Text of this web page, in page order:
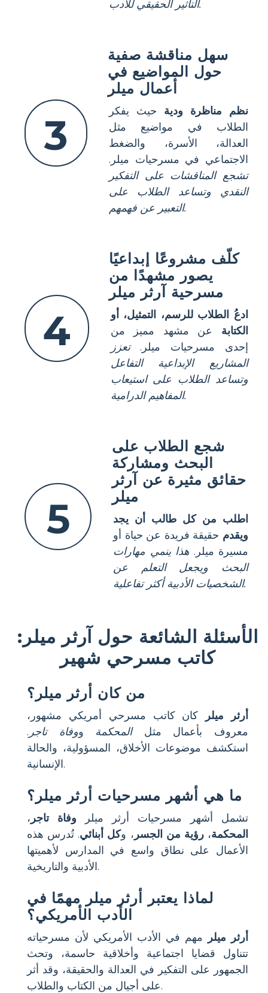
التأثير الحقيقي للأدب.
3
سهل مناقشة صفية
حول المواضيع في
أعمال ميلر
نظم مناظرة ودية حيث يفكر
الطلاب في مواضيع مثل
العدالة، الأسرة، والضغط
الاجتماعي في مسرحيات ميلر.
تشجع المناقشات على التفكير
النقدي وتساعد الطلاب على
التعبير عن فهمهم.
4
كلّف مشروعًا إبداعيًا
يصور مشهدًا من
مسرحية آرثر ميلر
ادعُ الطلاب للرسم، التمثيل، أو
الكتابة عن مشهد مميز من
إحدى مسرحيات ميلر.تعزز
المشاريع الإبداعية التفاعل
وتساعد الطلاب على استيعاب
المفاهيم الدرامية.
5
شجع الطلاب على
البحث ومشاركة
حقائق مثيرة عن آرثر
ميلر
اطلب من كل طالب أن يجد
ويقدم حقيقة فريدة عن حياة أو
مسيرة ميلر. هذا ينمي مهارات
البحث ويجعل التعلم عن
الشخصيات الأدبية أكثر تفاعلية.
الأسئلة الشائعة حول آرثر ميلر:
كاتب مسرحي شهير
من كان أرثر ميلر؟
أرثر ميلر
كان كاتب مسرحي أمريكي مشهور،
معروف بأعمال مثلالمحكمة ووفاة تاجر .
استكشف موضوعات الأخلاق، المسؤولية، والحالة
الإنسانية.
ما هي أشهر مسرحيات أرثر ميلر؟
تشمل أشهر مسرحيات أرثر ميلر وفاة تاجر ،
المحكمة،رؤية من الجسر ، وكل أبنائي. تُدرس هذه
الأعمال على نطاق واسع في المدارس لأهميتها
الأدبية والتاريخية.
لماذا يعتبر أرثر ميلر مهمًا في
الأدب الأمريكي؟
أرثر ميلر
مهم في الأدب الأمريكي لأن مسرحياته
تتناول قضايا اجتماعية وأخلاقية حاسمة، وتحث
الجمهور على التفكير في العدالة والحقيقة، وقد أثر
على أجيال من الكتاب والطلاب.